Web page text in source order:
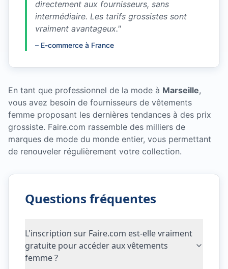
directement aux fournisseurs, sans
intermédiaire. Les tarifs grossistes sont
vraiment avantageux."
– E-commerce à France
En tant que professionnel de la mode à Marseille,
vous avez besoin de fournisseurs de vêtements
femme proposant les dernières tendances à des prix
grossiste. Faire.com rassemble des milliers de
marques de mode du monde entier, vous permettant
de renouveler régulièrement votre collection.
Questions fréquentes
L'inscription sur Faire.com est-elle vraiment
gratuite pour accéder aux vêtements
femme ?